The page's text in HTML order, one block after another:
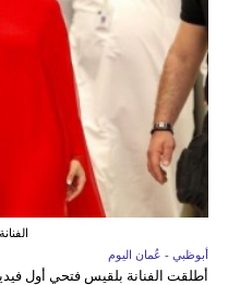
أبوظبي - عُمان اليوم
أطلقت الفنانة بلقيس فتحي أول